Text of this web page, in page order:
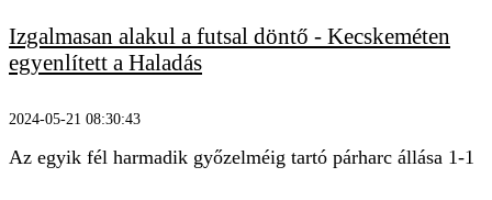
Izgalmasan alakul a futsal döntő - Kecskeméten
egyenlített a Haladás
2024-05-21 08:30:43
Az egyik fél harmadik győzelméig tartó párharc állása 1-1